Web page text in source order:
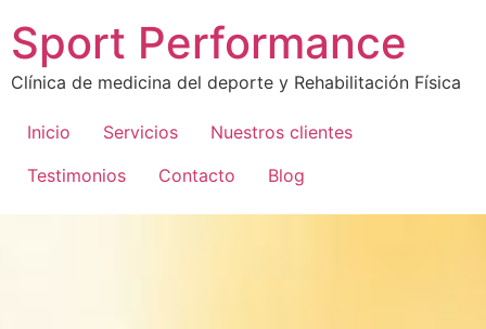
Sport Performance
Clínica de medicina del deporte y Rehabilitación Física
Inicio Servicios
Nuestros clientes
Testimonios
Contacto Blog